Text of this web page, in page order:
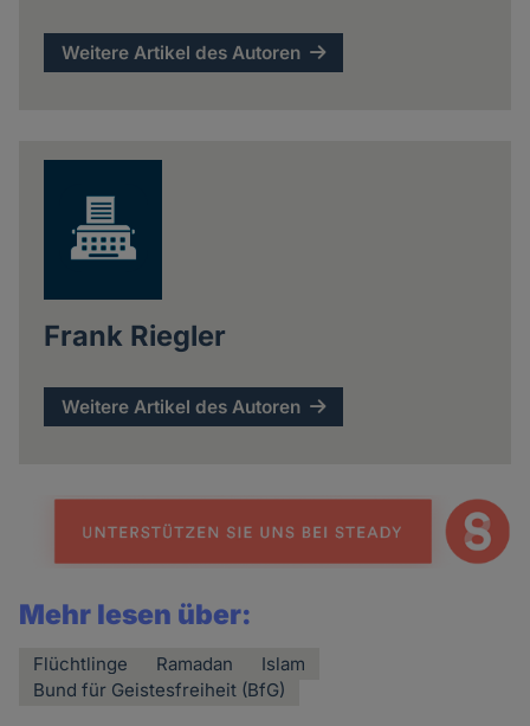
Weitere Artikel des Autoren
Frank Riegler
Weitere Artikel des Autoren
Mehr lesen über:
Flüchtlinge Ramadan
Islam
Bund für Geistesfreiheit (BfG)